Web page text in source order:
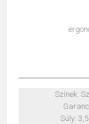
Színek:
Súly: